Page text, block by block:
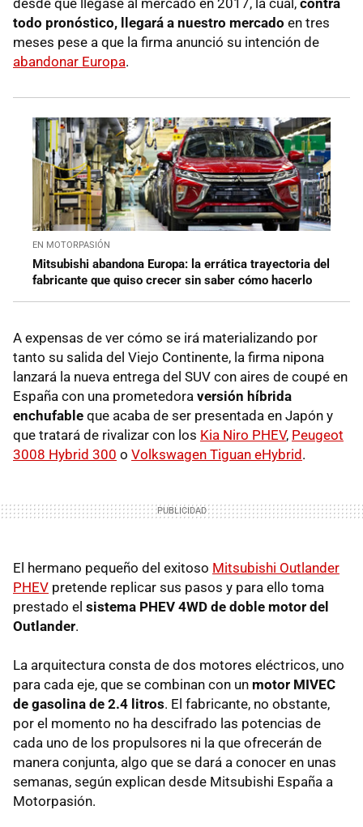
todo pronóstico, llegará a nuestro mercado en tres
meses pese a que la firma anunció su intención de
abandonar Europa.
EN MOTORPASIÓN
Mitsubishi abandona Europa: la errática trayectoria del
fabricante que quiso crecer sin saber cómo hacerlo
A expensas de ver cómo se irá materializando por
tanto su salida del Viejo Continente, la firma nipona
lanzará la nueva entrega del SUV con aires de coupé en
España con una prometedora versión híbrida
enchufable que acaba de ser presentada en Japón y
que tratará de rivalizar con los Kia Niro PHEV, Peugeot
3008 Hybrid 300 o Volkswagen Tiguan eHybrid.
El hermano pequeño del exitoso Mitsubishi Outlander
PHEV pretende replicar sus pasos y para ello toma
prestado el sistema PHEV 4WD de doble motor del
Outlander.
La arquitectura consta de dos motores eléctricos, uno
para cada eje, que se combinan con un motor MIVEC
de gasolina de 2.4 litros. El fabricante, no obstante,
por el momento no ha descifrado las potencias de
cada uno de los propulsores ni la que ofrecerán de
manera conjunta, algo que se dará a conocer en unas
semanas, según explican desde Mitsubishi España a
Motorpasión.